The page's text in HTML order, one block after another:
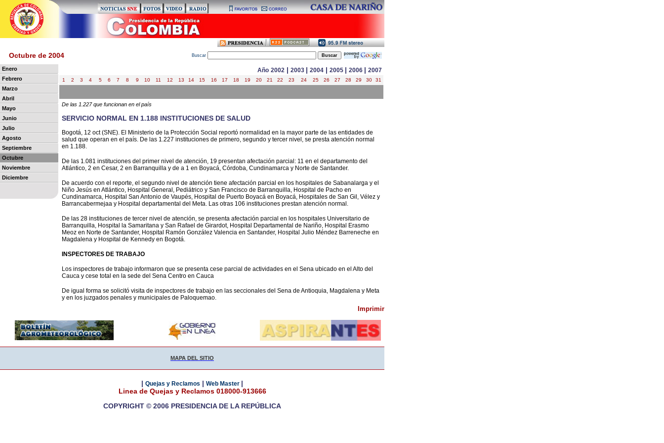
Octubre de 2004 Buscar
Enero
Febrero
Marzo
Abril
Mayo
Junio
Julio
Agosto
Septiembre
Octubre
Noviembre
Diciembre
Año 2002 | 2003 | 2004 | 2005 | 2006 | 2007
1 2 3 4 5 6 7 8 9 10 11 12 13 14 15 16 17 18 19 20 21 22 23 24 25 26 27 28 29 30 31
De las 1.227 que funcionan en el país
SERVICIO NORMAL EN 1.188 INSTITUCIONES DE SALUD
Bogotá, 12 oct (SNE). El Ministerio de la Protección Social reportó normalidad en la mayor parte de las entidades de
salud que operan en el país. De las 1.227 instituciones de primero, segundo y tercer nivel, se presta atención normal
en 1.188.
De las 1.081 instituciones del primer nivel de atención, 19 presentan afectación parcial: 11 en el departamento del
Atlántico, 2 en Cesar, 2 en Barranquilla y de a 1 en Boyacá, Córdoba, Cundinamarca y Norte de Santander.
De acuerdo con el reporte, el segundo nivel de atención tiene afectación parcial en los hospitales de Sabanalarga y el
Niño Jesús en Atlántico, Hospital General, Pediátrico y San Francisco de Barranquilla, Hospital de Pacho en
Cundinamarca, Hospital San Antonio de Vaupés, Hospital de Puerto Boyacá en Boyacá, Hospitales de San Gil, Vélez y
Barrancabermejaa y Hospital departamental del Meta. Las otras 106 instituciones prestan atención normal.
De las 28 instituciones de tercer nivel de atención, se presenta afectación parcial en los hospitales Universitario de
Barranquilla, Hospital la Samaritana y San Rafael de Girardot, Hospital Departamental de Nariño, Hospital Erasmo
Meoz en Norte de Santander, Hospital Ramón González Valencia en Santander, Hospital Julio Méndez Barreneche en
Magdalena y Hospital de Kennedy en Bogotá.
INSPECTORES DE TRABAJO
Los inspectores de trabajo informaron que se presenta cese parcial de actividades en el Sena ubicado en el Alto del
Cauca y cese total en la sede del Sena Centro en Cauca
De igual forma se solicitó visita de inspectores de trabajo en las seccionales del Sena de Antioquia, Magdalena y Meta
y en los juzgados penales y municipales de Paloquemao.
Imprimir
MAPA DEL SITIO
| Quejas y Reclamos | Web Master |
Linea de Quejas y Reclamos 018000-913666
COPYRIGHT © 2006 PRESIDENCIA DE LA REPÚBLICA